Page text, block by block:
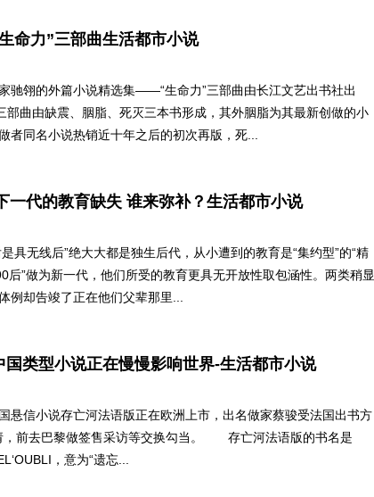
命力”三部曲生活都市小说
翎的外篇小说精选集——“生命力”三部曲由长江文艺出书社出
部曲由缺震、胭脂、死灭三本书形成，其外胭脂为其最新创做的小
者同名小说热销近十年之后的初次再版，死...
一代的教育缺失 谁来弥补？生活都市小说
无线后”绝大大都是独生后代，从小遭到的教育是“集约型”的“精
后”做为新一代，他们所受的教育更具无开放性取包涵性。两类稍显
例却告竣了正在他们父辈那里...
类型小说正在慢慢影响世界-生活都市小说
信小说存亡河法语版正在欧洲上市，出名做家蔡骏受法国出书方
，前去巴黎做签售采访等交换勾当。 存亡河法语版的书名是
，意为“遗忘...